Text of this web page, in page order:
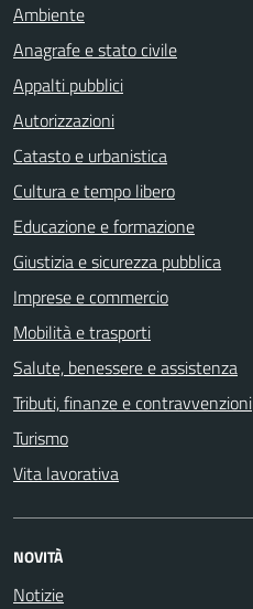
Ambiente
Anagrafe e stato civile
Appalti pubblici
Autorizzazioni
Catasto e urbanistica
Cultura e tempo libero
Educazione e formazione
Giustizia e sicurezza pubblica
Imprese e commercio
Mobilità e trasporti
Salute, benessere e assistenza
Tributi, finanze e contravvenzioni
Turismo
Vita lavorativa
NOVITÀ
Notizie